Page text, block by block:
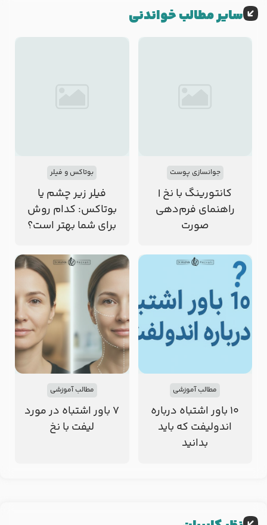
سایر مطالب خواندنی
جوانسازی پوست
کانتورینگ با نخ |
راهنمای فرم‌دهی
صورت
بوتاکس و فیلر
فیلر زیر چشم یا
بوتاکس: کدام روش
برای شما بهتر است؟
مطالب آموزشی
۱۰ باور اشتباه درباره
اندولیفت که باید
بدانید
مطالب آموزشی
7 باور اشتباه در مورد
لیفت با نخ